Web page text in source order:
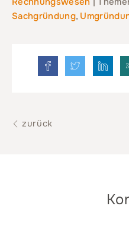
Sachgründung,
zurück